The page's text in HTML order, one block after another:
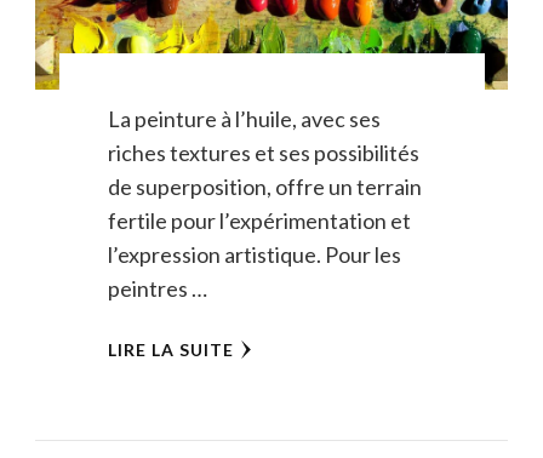
La peinture à l’huile, avec ses
riches textures et ses possibilités
de superposition, offre un terrain
fertile pour l’expérimentation et
l’expression artistique. Pour les
peintres …
LIRE LA SUITE